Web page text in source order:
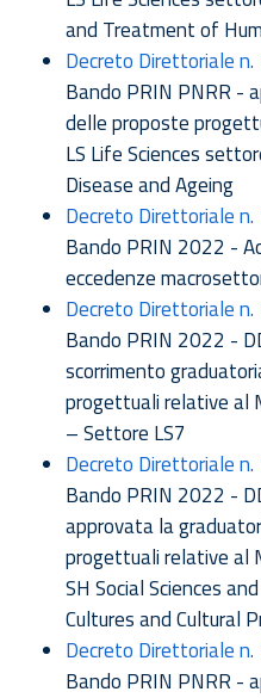
and Treatment of
Decreto Direttoriale
Bando PRIN PNRR -
delle proposte
LS Life Sciences
Disease and Ageing
Decreto Direttoriale
Bando PRIN 2022 -
eccedenze
Decreto Direttoriale
Bando PRIN 2022 -
scorrimento
progettuali relative al
– Settore LS7
Decreto Direttoriale
Bando PRIN 2022 -
approvata la
progettuali relative al
SH Social Sciences
Cultures and Cultural
Decreto Direttoriale
Bando PRIN PNRR -